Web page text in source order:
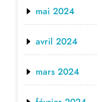
mai 2024
avril 2024
mars 2024